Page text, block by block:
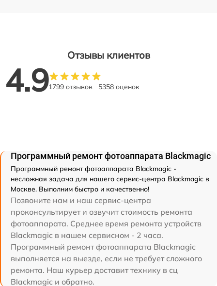
Отзывы клиентов
4.91799 отзывов 5358 оценок
Программный ремонт фотоаппарата Blackmagic
Программный ремонт фотоаппарата Blackmagic -
несложная задача для нашего сервис-центра Blackmagic в
Москве. Выполним быстро и качественно!
Позвоните нам и наш сервис-центра
проконсультирует и озвучит стоимость ремонта
фотоаппарата. Среднее время ремонта устройств
Blackmagic в нашем сервисном - 2 часа.
Программный ремонт фотоаппарата Blackmagic
выполняется на выезде, если не требует сложного
ремонта. Наш курьер доставит технику в сц
Blackmagic и обратно.